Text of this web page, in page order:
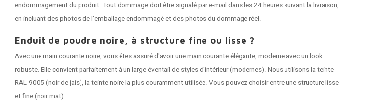
endommagement du produit. Tout dommage doit être signalé par e-mail dans les 24 heures suivant la livraison,
en incluant des photos de l'emballage endommagé et des photos du dommage réel.
Enduit de poudre noire, à structure fine ou lisse ?
Avec une main courante noire, vous êtes assuré d'avoir une main courante élégante, moderne avec un look
robuste. Elle convient parfaitement à un large éventail de styles d'intérieur (modernes). Nous utilisons la teinte
RAL-9005 (noir de jais), la teinte noire la plus couramment utilisée. Vous pouvez choisir entre une structure lisse
et fine (noir mat).